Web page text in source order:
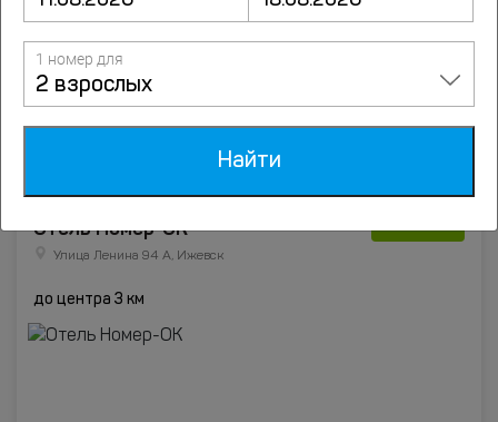
от3585руб.
Подробнее
7.8
Отель Номер-ОК
Улица Ленина 94 А, Ижевск
до центра 3 км
1 номер для
2 взрослых
Найти